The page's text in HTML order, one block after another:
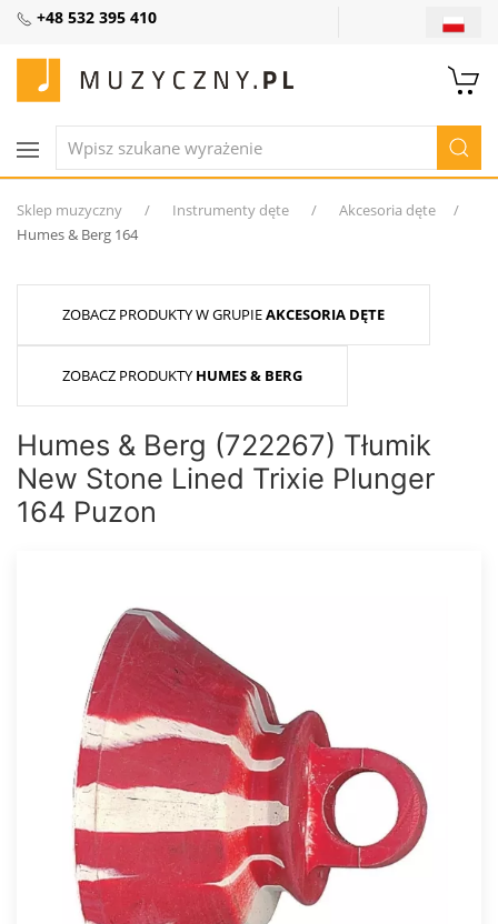
+48 532 395 410
Sklep muzyczny Instrumenty dęte
Akcesoria dęte
Humes & Berg 164
ZOBACZ PRODUKTY W GRUPIEAKCESORIA DĘTE
ZOBACZ PRODUKTY HUMES & BERG
Humes & Berg (722267) Tłumik
New Stone Lined Trixie Plunger
164 Puzon